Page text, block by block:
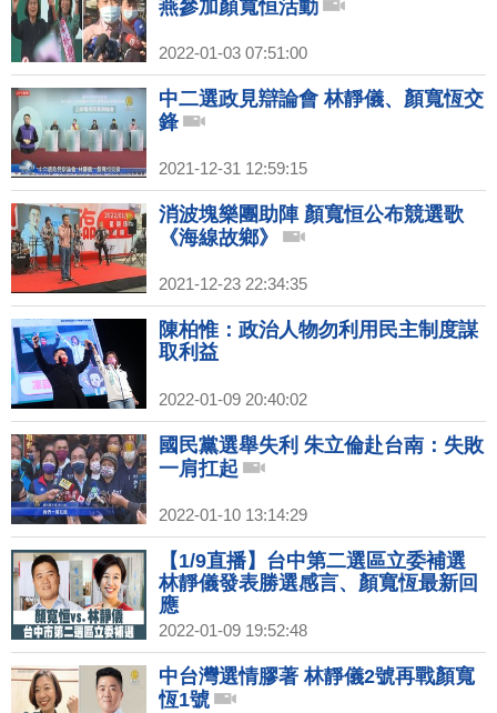
燕參加顏寬恒活動
2022-01-03 07:51:00
中二選政見辯論會 林靜儀、顏寬恆交
鋒
2021-12-31 12:59:15
消波塊樂團助陣 顏寬恒公布競選歌
《海線故鄉》
2021-12-23 22:34:35
陳柏惟：政治人物勿利用民主制度謀
取利益
2022-01-09 20:40:02
國民黨選舉失利 朱立倫赴台南：失敗
一肩扛起
2022-01-10 13:14:29
【1/9直播】台中第二選區立委補選
林靜儀發表勝選感言、顏寬恆最新回
應
2022-01-09 19:52:48
中台灣選情膠著 林靜儀2號再戰顏寬
恆1號